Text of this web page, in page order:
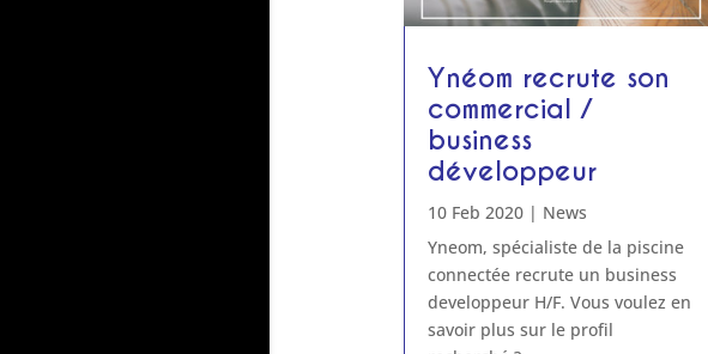
Ynéom recrute son
commercial /
business
développeur
10 Feb 2020| News
Yneom, spécialiste de la piscine
connectée recrute un business
developpeur H/F. Vous voulez en
savoir plus sur le profil